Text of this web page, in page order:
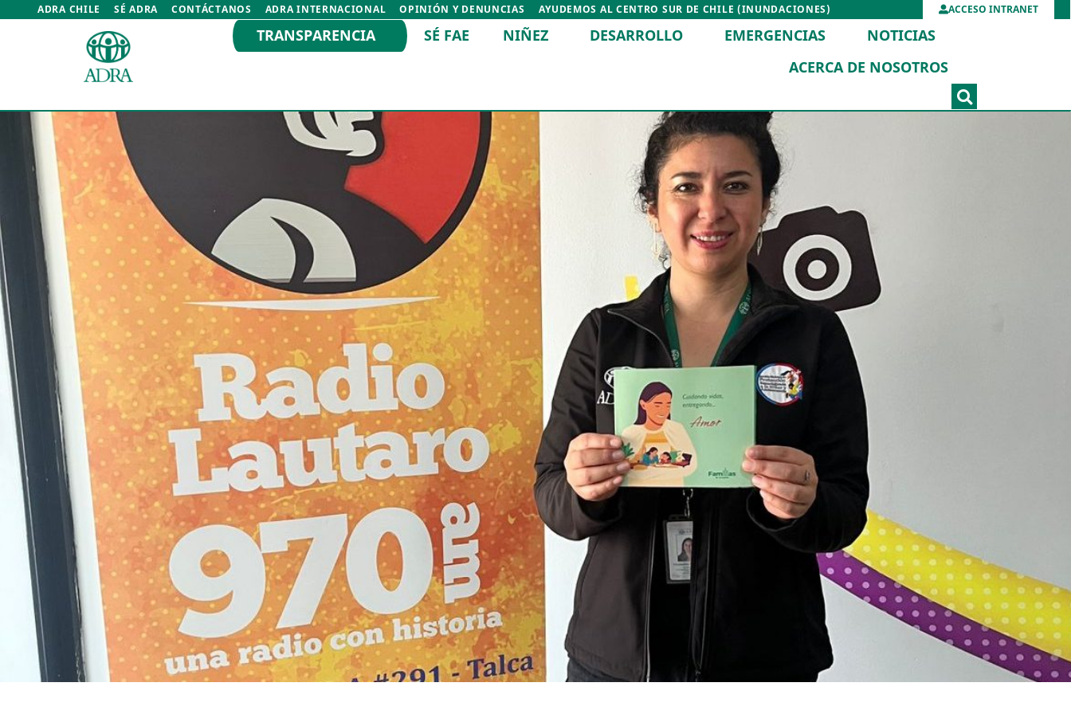
ADRA CHILE SÉ ADRA CONTÁCTANOS ADRA INTERNACIONAL OPINIÓN Y DENUNCIAS AYUDEMOS AL CENTRO SUR DE CHILE (INUNDACIONES) ACCESO INTRANET
TRANSPARENCIA SÉ FAE NIÑEZ DESARROLLO EMERGENCIAS
NOTICIAS
ACERCA DE NOSOTROS